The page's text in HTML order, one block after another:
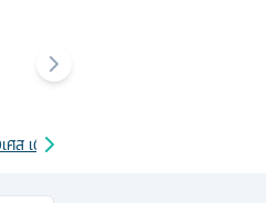
ส เดือนมีนาคม